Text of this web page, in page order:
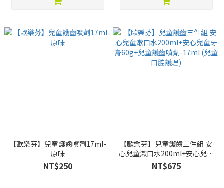
【歐樂芬】兒童護齒噴劑17ml-
原味
NT$250
【歐樂芬】兒童護齒三件組 安
心兒童漱口水200ml+安心兒童
牙膏60g+兒童護齒噴劑-17ml
(兒童口腔護理)
NT$675